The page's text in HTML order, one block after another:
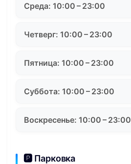
Среда: 10:00 – 23:00
Четверг: 10:00 – 23:00
Пятница: 10:00 – 23:00
Суббота: 10:00 – 23:00
Воскресенье: 10:00 – 23:00
🅿️ Парковка